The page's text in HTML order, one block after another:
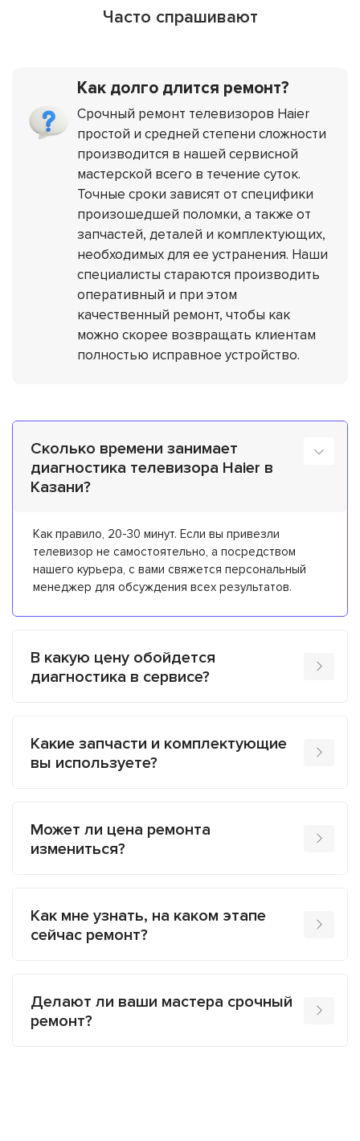
Часто спрашивают
Как долго длится ремонт?
Срочный ремонт телевизоров Haier
простой и средней степени сложности
производится в нашей сервисной
мастерской всего в течение суток.
Точные сроки зависят от специфики
произошедшей поломки, а также от
запчастей, деталей и комплектующих,
необходимых для ее устранения. Наши
специалисты стараются производить
оперативный и при этом
качественный ремонт, чтобы как
можно скорее возвращать клиентам
полностью исправное устройство.
Сколько времени занимает
диагностика телевизора Haier в
Казани?
Как правило, 20-30 минут. Если вы привезли
телевизор не самостоятельно, а посредством
нашего курьера, с вами свяжется персональный
менеджер для обсуждения всех результатов.
В какую цену обойдется
диагностика в сервисе?
Какие запчасти и комплектующие
вы используете?
Может ли цена ремонта
измениться?
Как мне узнать, на каком этапе
сейчас ремонт?
Делают ли ваши мастера срочный
ремонт?